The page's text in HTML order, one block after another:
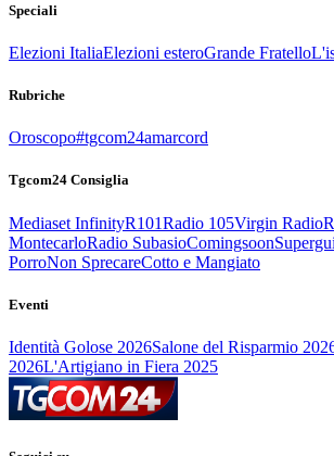
Speciali
Elezioni ItaliaElezioni esteroGrande Fratello
Rubriche
Oroscopo#tgcom24amarcord
Tgcom24 Consiglia
Mediaset InfinityR101Radio 105Virgin Radio
MontecarloRadio SubasioComingsoon
PorroNon SprecareCotto e Mangiato
Eventi
Identità Golose 2026Salone del Risparmio
2026L'Artigiano in Fiera 2025